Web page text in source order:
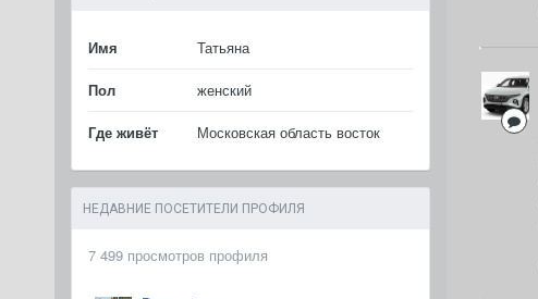
Имя Татьяна
Пол женский
Где живёт Московская область восток
НЕДАВНИЕ ПОСЕТИТЕЛИ ПРОФИЛЯ
7 499 просмотров профиля